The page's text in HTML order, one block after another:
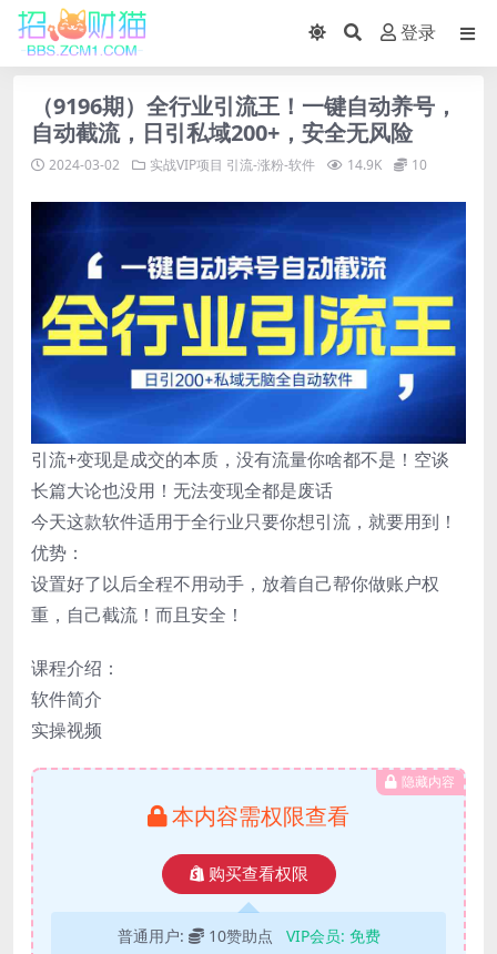
登录
（9196期）全行业引流王！一键自动养号，
自动截流，日引私域200+，安全无风险
2024-03-02 实战VIP项目 引流-涨粉-软件 14.9K 10
引流+变现是成交的本质，没有流量你啥都不是！空谈
长篇大论也没用！无法变现全都是废话
今天这款软件适用于全行业只要你想引流，就要用到！
优势：
设置好了以后全程不用动手，放着自己帮你做账户权
重，自己截流！而且安全！
课程介绍：
软件简介
实操视频
隐藏内容
本内容需权限查看
购买查看权限
普通用户: 10赞助点 VIP会员: 免费